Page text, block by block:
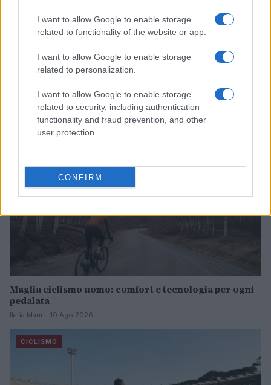
I want to allow Google to enable storage
related to functionality of the website or app.
I want to allow Google to enable storage
related to personalization.
I want to allow Google to enable storage
related to security, including authentication
functionality and fraud prevention, and other
user protection.
CONFIRM
Giancarlo Ferretti, il direttore sportivo che ha
Francesca Lombardi · 10 Ago 2026
CICLISMO
Maglia ciclismo uomo: comfort e tecnologia per ogni
pedalata
Ilaria Mauri · 10 Ago 2026
CICLISMO